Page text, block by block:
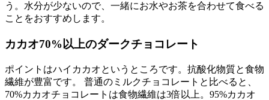
う。水分が少ないので、一緒にお水やお茶を合わせて食べる
ことをおすすめします。
カカオ70%以上のダークチョコレート
ポイントはハイカカオというところです。抗酸化物質と食物
繊維が豊富です。 普通のミルクチョコレートと比べると、
70%カカオチョコレートは食物繊維は3倍以上。95%カカオ